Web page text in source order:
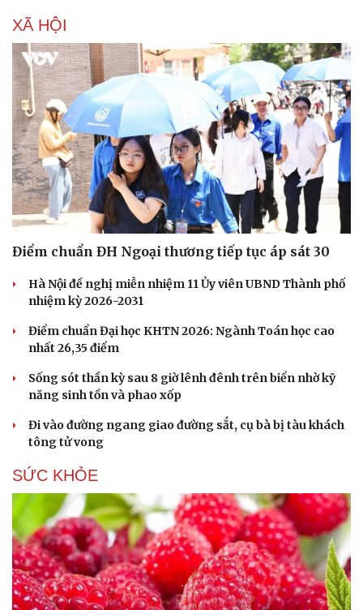
Văn học
Âm nhạc
Di sản
Sao Việt
XÃ HỘI
Điểm chuẩn ĐH Ngoại thương tiếp tục áp sát 30
Hà Nội đề nghị miễn nhiệm 11 Ủy viên UBND Thành phố
nhiệm kỳ 2026-2031
Điểm chuẩn Đại học KHTN 2026: Ngành Toán học cao
nhất 26,35 điểm
Sống sót thần kỳ sau 8 giờ lênh đênh trên biển nhờ kỹ
năng sinh tồn và phao xốp
Đi vào đường ngang giao đường sắt, cụ bà bị tàu khách
tông tử vong
SỨC KHỎE